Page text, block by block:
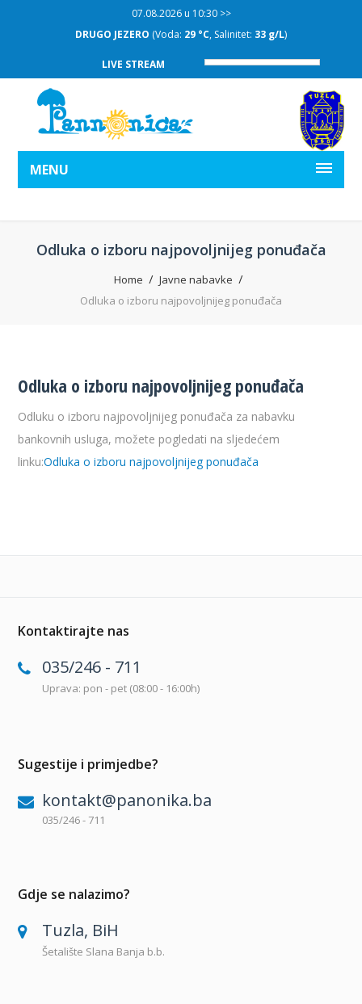
07.08.2026 u 10:30 >>
DRUGO JEZERO (Voda: 29 °C, Salinitet: 33 g/L)
LIVE STREAM
MENU
Odluka o izboru najpovoljnijeg ponuđača
Home
Javne nabavke
Odluka o izboru najpovoljnijeg ponuđača
Odluka o izboru najpovoljnijeg ponuđača
Odluku o izboru najpovoljnijeg ponuđača za nabavku
bankovnih usluga, možete pogledati na sljedećem
linku:Odluka o izboru najpovoljnijeg ponuđača
Kontaktirajte nas
035/246 - 711
Uprava: pon - pet (08:00 - 16:00h)
Sugestije i primjedbe?
kontakt@panonika.ba
035/246 - 711
Gdje se nalazimo?
Tuzla, BiH
Šetalište Slana Banja b.b.